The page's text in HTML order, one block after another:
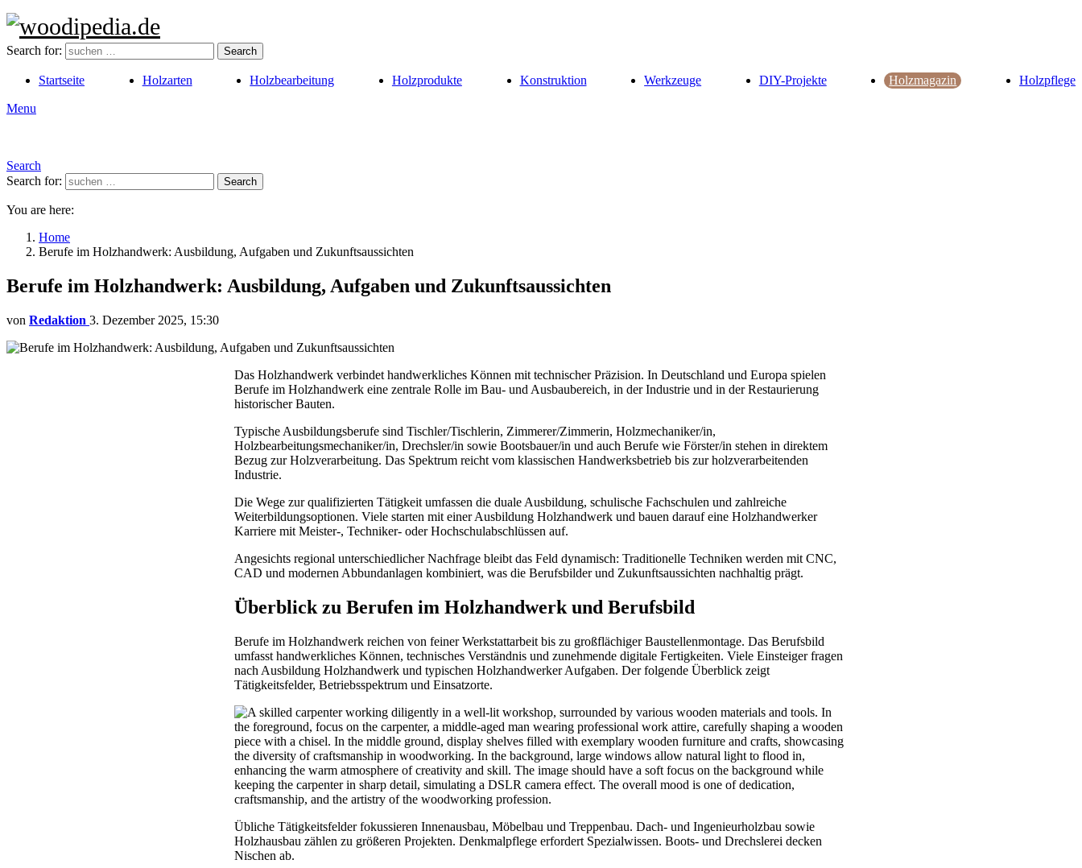
Search for: Search
Startseite Holzarten Holzbearbeitung Holzprodukte Konstruktion Werkzeuge DIY-Projekte Holzmagazin Holzpflege
Menu
Search
Search for:
Search
You are here:
Home
Berufe im Holzhandwerk: Ausbildung, Aufgaben und Zukunftsaussichten
Berufe im Holzhandwerk: Ausbildung, Aufgaben und Zukunftsaussichten
von Redaktion 3. Dezember 2025, 15:30
Das Holzhandwerk verbindet handwerkliches Können mit technischer Präzision. In Deutschland und Europa spielen
Berufe im Holzhandwerk eine zentrale Rolle im Bau- und Ausbaubereich, in der Industrie und in der Restaurierung
historischer Bauten.
Typische Ausbildungsberufe sind Tischler/Tischlerin, Zimmerer/Zimmerin, Holzmechaniker/in,
Holzbearbeitungsmechaniker/in, Drechsler/in sowie Bootsbauer/in und auch Berufe wie Förster/in stehen in direktem
Bezug zur Holzverarbeitung. Das Spektrum reicht vom klassischen Handwerksbetrieb bis zur holzverarbeitenden
Industrie.
Die Wege zur qualifizierten Tätigkeit umfassen die duale Ausbildung, schulische Fachschulen und zahlreiche
Weiterbildungsoptionen. Viele starten mit einer Ausbildung Holzhandwerk und bauen darauf eine Holzhandwerker
Karriere mit Meister-, Techniker- oder Hochschulabschlüssen auf.
Angesichts regional unterschiedlicher Nachfrage bleibt das Feld dynamisch: Traditionelle Techniken werden mit CNC,
CAD und modernen Abbundanlagen kombiniert, was die Berufsbilder und Zukunftsaussichten nachhaltig prägt.
Überblick zu Berufen im Holzhandwerk und Berufsbild
Berufe im Holzhandwerk reichen von feiner Werkstattarbeit bis zu großflächiger Baustellenmontage. Das Berufsbild
umfasst handwerkliches Können, technisches Verständnis und zunehmende digitale Fertigkeiten. Viele Einsteiger fragen
nach Ausbildung Holzhandwerk und typischen Holzhandwerker Aufgaben. Der folgende Überblick zeigt
Tätigkeitsfelder, Betriebsspektrum und Einsatzorte.
Übliche Tätigkeitsfelder fokussieren Innenausbau, Möbelbau und Treppenbau. Dach- und Ingenieurholzbau sowie
Holzhausbau zählen zu größeren Projekten. Denkmalpflege erfordert Spezialwissen. Boots- und Drechslerei decken
Nischen ab.